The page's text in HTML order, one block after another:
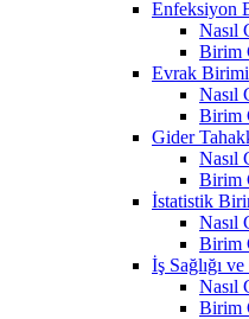
Enfeksiyon
Nasıl
Birim
Evrak Birimi
Nasıl
Birim
Gider
Nasıl
Birim
İstatistik
Nasıl
Birim
İş Sağlığı
Nasıl
Birim